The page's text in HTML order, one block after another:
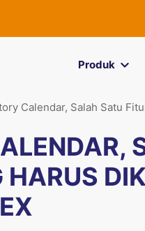
Produk
Calendar, Salah Satu